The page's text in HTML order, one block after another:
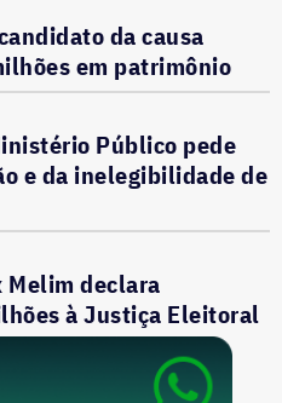
da causa
em patrimônio
Público pede
e da inelegibilidade de
Melim declara
à Justiça Eleitoral